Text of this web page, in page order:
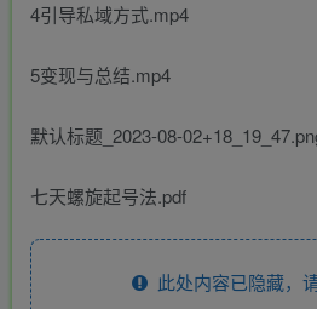
4引导私域方式.mp4
5变现与总结.mp4
默认标题_2023-08-
七天螺旋起号法.pdf
此处内容已隐藏，